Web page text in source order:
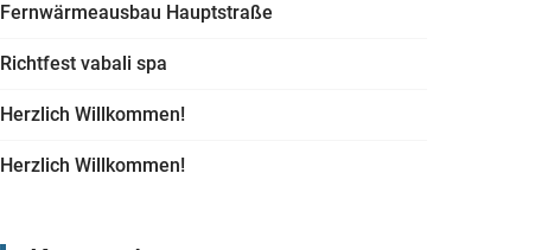
Fernwärmeausbau Hauptstraße
Richtfest vabali spa
Herzlich Willkommen!
Herzlich Willkommen!